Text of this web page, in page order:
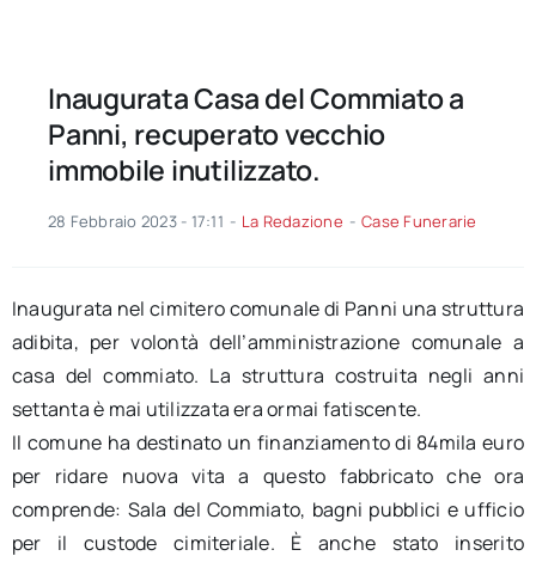
Inaugurata Casa del Commiato a
Panni, recuperato vecchio
immobile inutilizzato.
28 Febbraio 2023 - 17:11 - La Redazione - Case Funerarie
Inaugurata nel cimitero comunale di Panni una struttura
adibita, per volontà dell’amministrazione comunale a
casa del commiato. La struttura costruita negli anni
settanta è mai utilizzata era ormai fatiscente.
Il comune ha destinato un finanziamento di 84mila euro
per ridare nuova vita a questo fabbricato che ora
comprende: Sala del Commiato, bagni pubblici e ufficio
per il custode cimiteriale. È anche stato inserito